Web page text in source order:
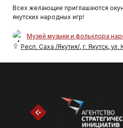
Всех желающие приглашаются
якутских народных игр!
Музей музыки и фольклора
Респ. Саха /Якутия/, г. Якутск, ул.